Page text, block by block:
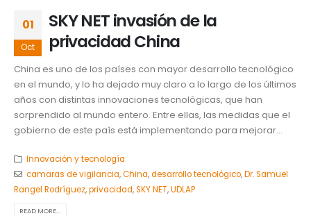
01
Oct
SKY NET invasión de la
privacidad China
China es uno de los países con mayor desarrollo tecnológico
en el mundo, y lo ha dejado muy claro a lo largo de los últimos
años con distintas innovaciones tecnológicas, que han
sorprendido al mundo entero. Entre ellas, las medidas que el
gobierno de este país está implementando para mejorar...
Innovación y tecnología
camaras de vigilancia,China,desarrollo tecnológico,Dr. Samuel
Rangel Rodríguez,privacidad,SKY NET,UDLAP
READ MORE...